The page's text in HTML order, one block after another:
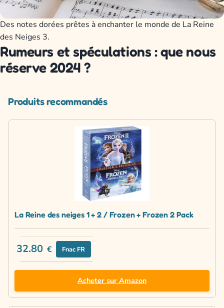
Des notes dorées prêtes à enchanter le monde de La Reine
des Neiges 3.
Rumeurs et spéculations : que nous
réserve 2024 ?
Produits recommandés
La Reine des neiges 1 + 2 / Frozen + Frozen 2 Pack
32.80 € Fnac FR
Acheter sur Amazon